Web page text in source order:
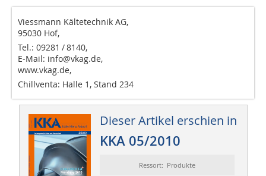
Viessmann Kältetechnik AG,
95030 Hof,
Tel.: 09281 / 8140,
E-Mail: info@vkag.de,
www.vkag.de,
Chillventa: Halle 1, Stand 234
Dieser Artikel erschien in
KKA 05/2010
Ressort: Produkte